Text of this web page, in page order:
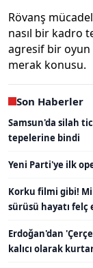
Rövanş
nasıl bir kadro
agresif bir oyun
merak konusu.
Son Haberler
Samsun'da silah
tepelerine bindi
Yeni Parti'ye ilk
Korku filmi gibi!
sürüsü hayatı felç
Erdoğan'dan
kalıcı olarak